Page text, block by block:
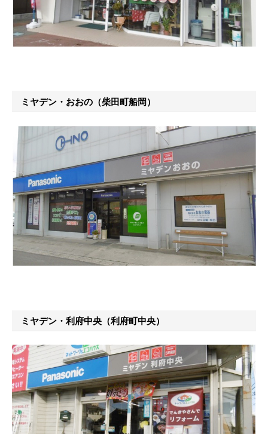
ミヤデン・おおの（柴田町船岡）
ミヤデン・利府中央（利府町中央）